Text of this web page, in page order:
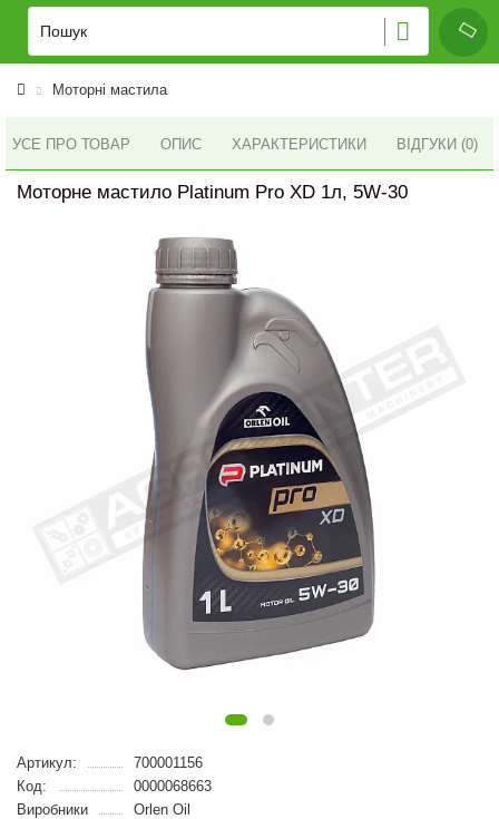
Моторні мастила
УСЕ ПРО ТОВАР ОПИС ХАРАКТЕРИСТИКИ ВІДГУКИ (0)
Моторне мастило Platinum Pro XD 1л, 5W-30
Артикул:
700001156
Код:
0000068663
Виробники
Orlen Oil